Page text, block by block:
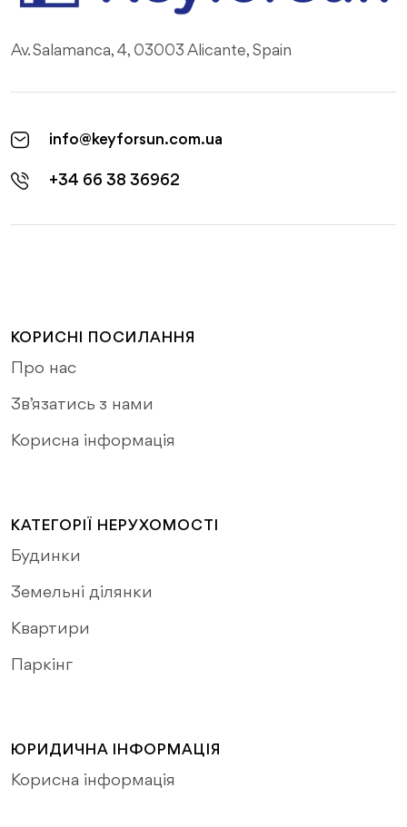
Av. Salamanca, 4, 03003 Alicante, Spain
info@keyforsun.com.ua
+34 66 38 36962
КОРИСНІ ПОСИЛАННЯ
Про нас
Зв’язатись з нами
Корисна інформація
КАТЕГОРІЇ НЕРУХОМОСТІ
Будинки
Земельні ділянки
Квартири
Паркінг
ЮРИДИЧНА ІНФОРМАЦІЯ
Корисна інформація